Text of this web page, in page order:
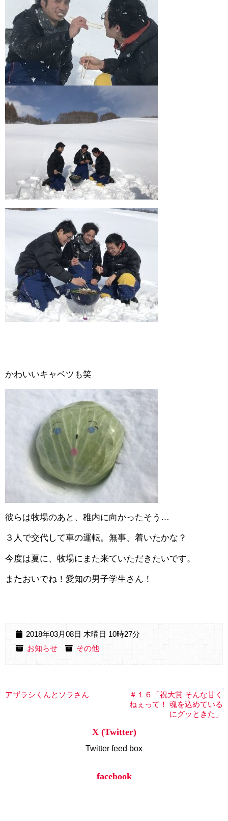
かわいいキャベツも笑
彼らは牧場のあと、稚内に向かったそう…
３人で交代して車の運転。無事、着いたかな？
今度は夏に、牧場にまた来ていただきたいです。
またおいでね！愛知の男子学生さん！
2018年03月08日 木曜日 10時27分
お知らせ
その他
アザラシくんとソラさん
＃１６「祝大賞 そんな甘く
ねぇって！ 魂を込めている
にグッときた」
X (Twitter)
Twitter feed box
facebook